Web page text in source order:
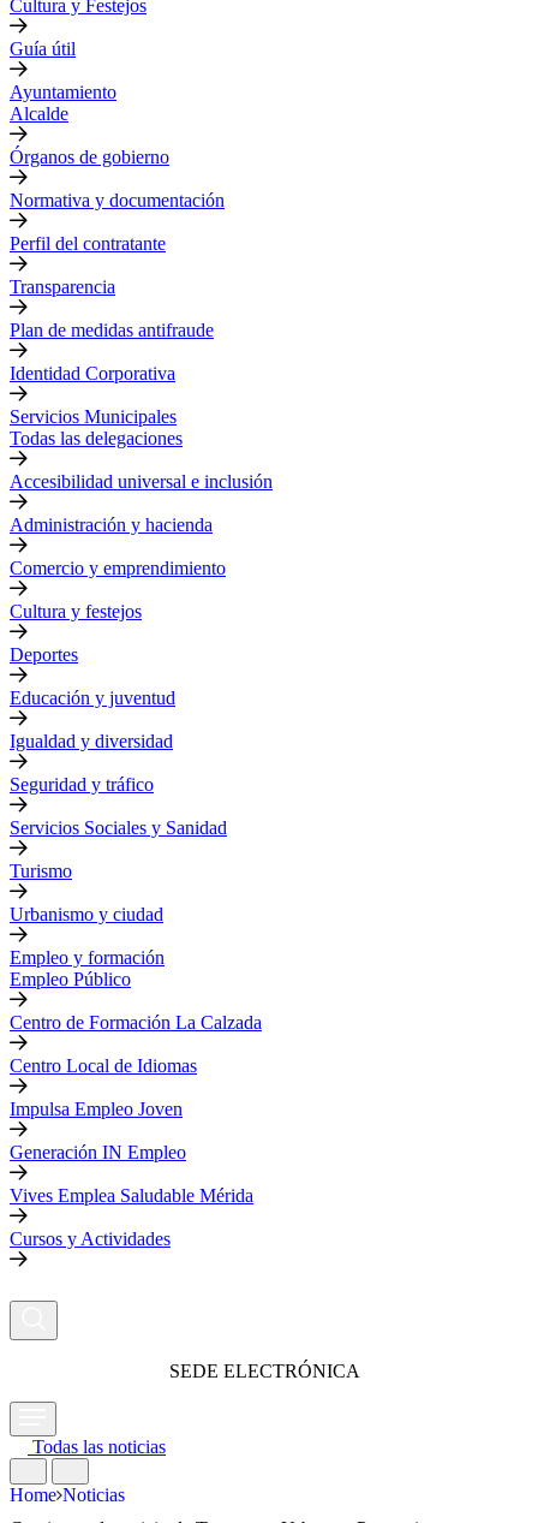
Cultura y Festejos
Guía útil
Ayuntamiento
Alcalde
Órganos de gobierno
Normativa y documentación
Perfil del contratante
Transparencia
Plan de medidas antifraude
Identidad Corporativa
Servicios Municipales
Todas las delegaciones
Accesibilidad universal e inclusión
Administración y hacienda
Comercio y emprendimiento
Cultura y festejos
Deportes
Educación y juventud
Igualdad y diversidad
Seguridad y tráfico
Servicios Sociales y Sanidad
Turismo
Urbanismo y ciudad
Empleo y formación
Empleo Público
Centro de Formación La Calzada
Centro Local de Idiomas
Impulsa Empleo Joven
Generación IN Empleo
Vives Emplea Saludable Mérida
Cursos y Actividades
SEDE ELECTRÓNICA
Todas las noticias
Home Noticias